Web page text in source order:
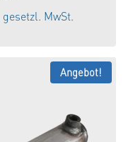
€
MwSt.
Angebot!